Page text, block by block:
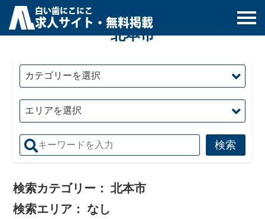
白 い歯にこにこ
求人サイト・無料掲載
北本市
検索カテゴリー： 北本市
検索エリア： なし